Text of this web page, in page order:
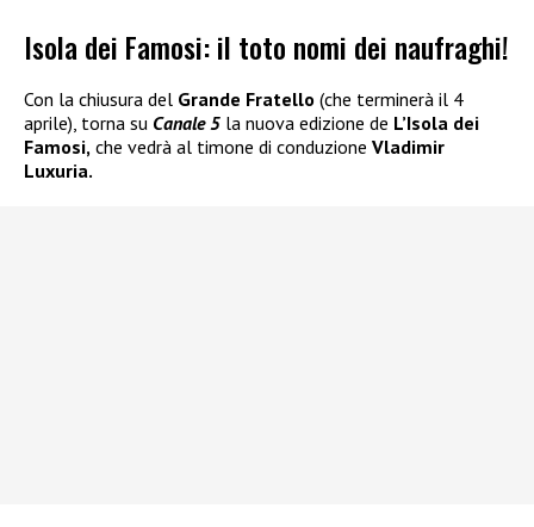
Isola dei Famosi: il toto nomi dei naufraghi!
Con la chiusura del Grande Fratello (che terminerà il 4
aprile), torna su Canale 5 la nuova edizione de L’Isola dei
Famosi, che vedrà al timone di conduzione Vladimir
Luxuria.